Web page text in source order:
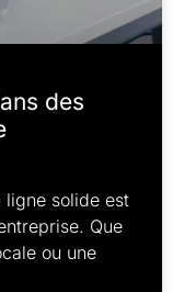
des
ligne solide est
Que
ou une